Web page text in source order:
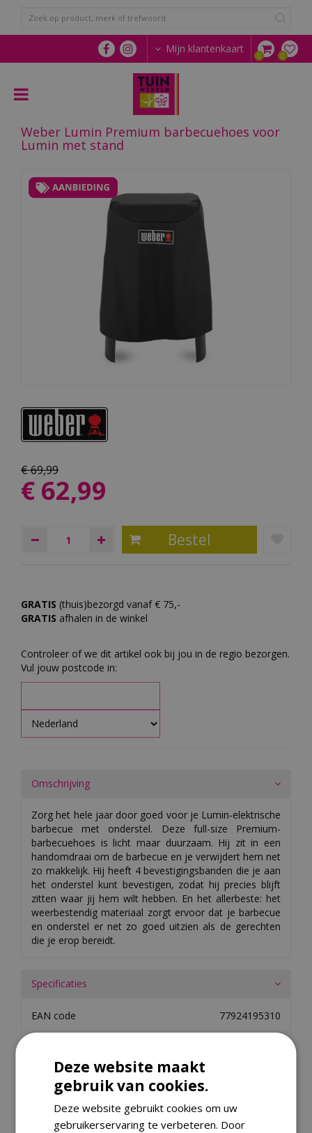
n
a
Mijn klantenkaart
Weber Lumin Premium barbecuehoes voor
Lumin met stand
€69,99
€ 62,99
GRATIS (thuis)bezorgd vanaf € 75,-
GRATIS afhalen in de winkel
Controleer of we dit artikel ook bij jou in de regio bezorgen.
Vul jouw postcode in:
Omschrijving
Zorg het hele jaar door goed voor je Lumin-elektrische
barbecue met onderstel. Deze full-size Premium-
barbecuehoes is licht maar duurzaam. Hij zit in een
handomdraai om de barbecue en je verwijdert hem net
zo makkelijk. Hij heeft 4 bevestigingsbanden die je aan
het onderstel kunt bevestigen, zodat hij precies blijft
zitten waar jij hem wilt hebben. En het allerbeste: het
weerbestendig materiaal zorgt ervoor dat je barbecue
en onderstel er net zo goed uitzien als de gerechten
die je erop bereidt.
Specificaties
EAN code
77924195310
Merk
Weber
Dit product kopen
Deze website maakt
gebruik van cookies.
Deze website gebruikt cookies om uw
gebruikerservaring te verbeteren. Door